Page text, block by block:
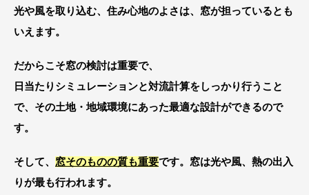
光や風を取り込む、住み心地のよさは、窓が担っているとも
いえます。
だからこそ窓の検討は重要で、
日当たりシミュレーションと対流計算をしっかり行うこと
で、その土地・地域環境にあった最適な設計ができるので
す。
そして、 窓そのものの質も重要です。窓は光や風、熱の出入
りが最も行われます。